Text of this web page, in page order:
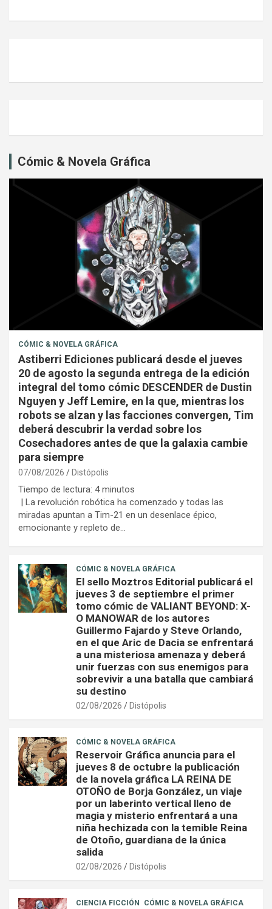
Cómic & Novela Gráfica
CÓMIC & NOVELA GRÁFICA
Astiberri Ediciones publicará desde el jueves
20 de agosto la segunda entrega de la edición
integral del tomo cómic DESCENDER de Dustin
Nguyen y Jeff Lemire, en la que, mientras los
robots se alzan y las facciones convergen, Tim
deberá descubrir la verdad sobre los
Cosechadores antes de que la galaxia cambie
para siempre
07/08/2026 Distópolis
Tiempo de lectura: 4 minutos
| La revolución robótica ha comenzado y todas las
miradas apuntan a Tim-21 en un desenlace épico,
emocionante y repleto de…
CÓMIC & NOVELA GRÁFICA
El sello Moztros Editorial publicará el
jueves 3 de septiembre el primer
tomo cómic de VALIANT BEYOND: X-
O MANOWAR de los autores
Guillermo Fajardo y Steve Orlando,
en el que Aric de Dacia se enfrentará
a una misteriosa amenaza y deberá
unir fuerzas con sus enemigos para
sobrevivir a una batalla que cambiará
su destino
02/08/2026 Distópolis
CÓMIC & NOVELA GRÁFICA
Reservoir Gráfica anuncia para el
jueves 8 de octubre la publicación
de la novela gráfica LA REINA DE
OTOÑO de Borja González, un viaje
por un laberinto vertical lleno de
magia y misterio enfrentará a una
niña hechizada con la temible Reina
de Otoño, guardiana de la única
salida
02/08/2026 Distópolis
CIENCIA FICCIÓN CÓMIC & NOVELA GRÁFICA